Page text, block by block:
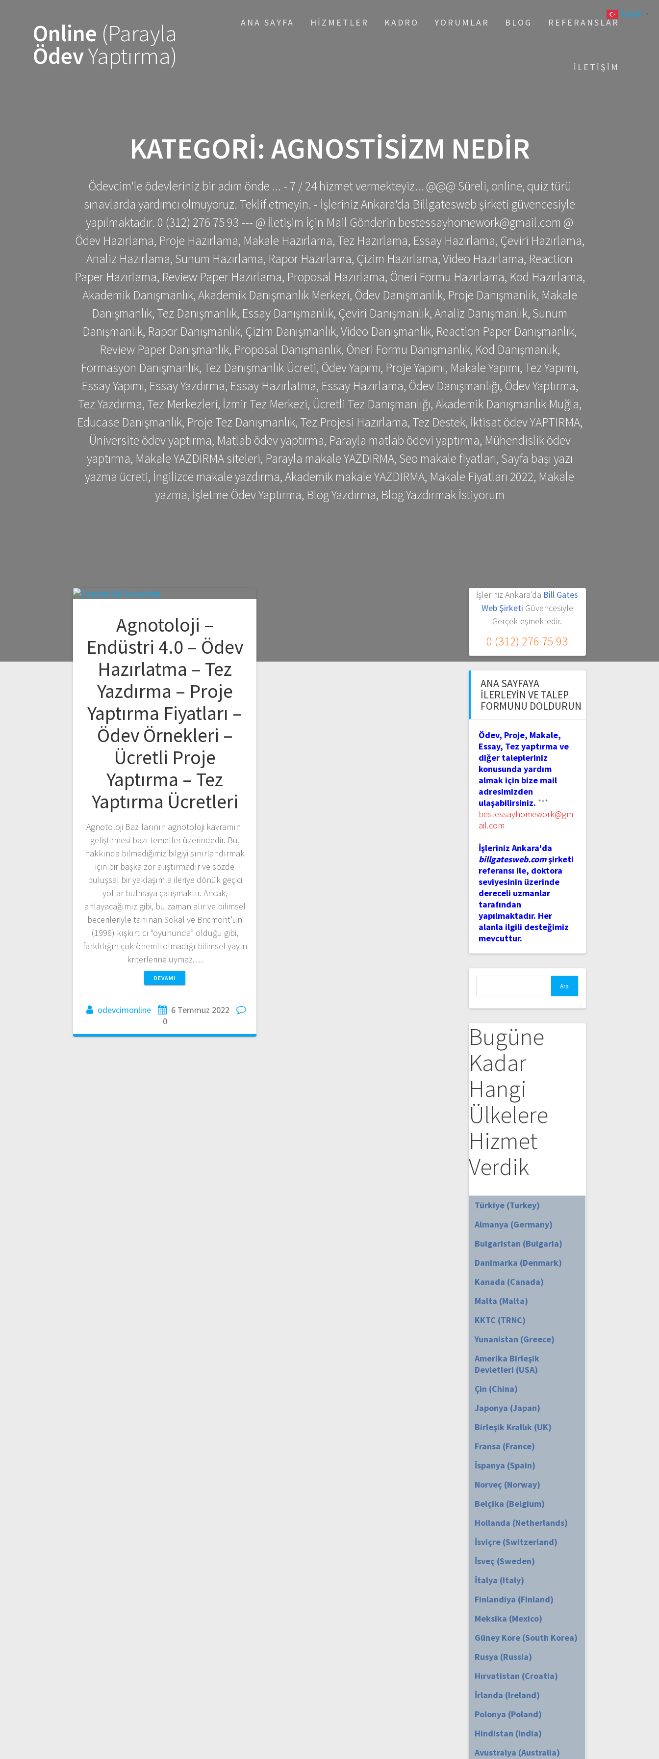
Online (Parayla
ÖdevYaptırma)
ANA SAYFA HIZMETLER KADRO YORUMLAR BLOG REFERANSLAR
İLETIŞIM
KATEGORI: AGNOSTISIZM NEDIR
Ödevcim'le ödevleriniz bir adım önde ... - 7 / 24 hizmet vermekteyiz... @@@ Süreli, online, quiz türü
sınavlarda yardımcı olmuyoruz. Teklif etmeyin. - İşleriniz Ankara'da Billgatesweb şirketi güvencesiyle
yapılmaktadır. 0 (312) 276 75 93 --- @ İletişim İçin Mail Gönderin bestessayhomework@gmail.com @
Ödev Hazırlama, Proje Hazırlama, Makale Hazırlama, Tez Hazırlama, Essay Hazırlama, Çeviri Hazırlama,
Analiz Hazırlama, Sunum Hazırlama, Rapor Hazırlama, Çizim Hazırlama, Video Hazırlama, Reaction
Paper Hazırlama, Review Paper Hazırlama, Proposal Hazırlama, Öneri Formu Hazırlama, Kod Hazırlama,
Akademik Danışmanlık, Akademik Danışmanlık Merkezi, Ödev Danışmanlık, Proje Danışmanlık, Makale
Danışmanlık, Tez Danışmanlık, Essay Danışmanlık, Çeviri Danışmanlık, Analiz Danışmanlık, Sunum
Danışmanlık, Rapor Danışmanlık, Çizim Danışmanlık, Video Danışmanlık, Reaction Paper Danışmanlık,
Review Paper Danışmanlık, Proposal Danışmanlık, Öneri Formu Danışmanlık, Kod Danışmanlık,
Formasyon Danışmanlık, Tez Danışmanlık Ücreti, Ödev Yapımı, Proje Yapımı, Makale Yapımı, Tez Yapımı,
Essay Yapımı, Essay Yazdırma, Essay Hazırlatma, Essay Hazırlama, Ödev Danışmanlığı, Ödev Yaptırma,
Tez Yazdırma, Tez Merkezleri, İzmir Tez Merkezi, Ücretli Tez Danışmanlığı, Akademik Danışmanlık Muğla,
Educase Danışmanlık, Proje Tez Danışmanlık, Tez Projesi Hazırlama, Tez Destek, İktisat ödev YAPTIRMA,
Üniversite ödev yaptırma, Matlab ödev yaptırma, Parayla matlab ödevi yaptırma, Mühendislik ödev
yaptırma, Makale YAZDIRMA siteleri, Parayla makale YAZDIRMA, Seo makale fiyatları, Sayfa başı yazı
yazma ücreti, İngilizce makale yazdırma, Akademik makale YAZDIRMA, Makale Fiyatları 2022, Makale
yazma, İşletme Ödev Yaptırma, Blog Yazdırma, Blog Yazdırmak İstiyorum
Agnotoloji –
Endüstri 4.0 – Ödev
Hazırlatma – Tez
Yazdırma – Proje
Yaptırma Fiyatları –
Ödev Örnekleri –
Ücretli Proje
Yaptırma – Tez
Yaptırma Ücretleri
Agnotoloji Bazılarının agnotoloji kavramını
geliştirmesi bazı temeller üzerindedir. Bu,
hakkında bilmediğimiz bilgiyi sınırlandırmak
için bir başka zor alıştırmadır ve sözde
buluşsal bir yaklaşımla ileriye dönük geçici
yollar bulmaya çalışmaktır. Ancak,
anlayacağımız gibi, bu zaman alır ve bilimsel
becerileriyle tanınan Sokal ve Bricmont’un
(1996) kışkırtıcı “oyununda” olduğu gibi,
farklılığın çok önemli olmadığı bilimsel yayın
kriterlerine uymaz.…
DEVAMI
odevcimonline
6 Temmuz 2022
0
İşleriniz Ankara'da Bill Gates
Web Şirketi Güvencesiyle
Gerçekleşmektedir.
0 (312) 276 75 93
ANA SAYFAYA
İLERLEYIN VE TALEP
FORMUNU DOLDURUN
Ödev, Proje, Makale,
Essay, Tez yaptırma ve
diğer talepleriniz
konusunda yardım
almak için bize mail
adresimizden
ulaşabilirsiniz. ***
bestessayhomework@gm
ail.com
İşleriniz Ankara'da
billgatesweb.comşirketi
referansı ile, doktora
seviyesinin üzerinde
dereceli uzmanlar
tarafından
yapılmaktadır. Her
alanla ilgili desteğimiz
mevcuttur.
Bugüne
Kadar
Hangi
Ülkelere
Hizmet
Verdik
Türkiye (Turkey)
Almanya (Germany)
Bulgaristan (Bulgaria)
Danimarka (Denmark)
Kanada (Canada)
Malta (Malta)
KKTC (TRNC)
Yunanistan (Greece)
Amerika Birleşik
Devletleri (USA)
Çin (China)
Japonya (Japan)
Birleşik Krallık (UK)
Fransa (France)
İspanya (Spain)
Norveç (Norway)
Belçika (Belgium)
Hollanda (Netherlands)
İsviçre (Switzerland)
İsveç (Sweden)
İtalya (Italy)
Finlandiya (Finland)
Meksika (Mexico)
Güney Kore (South Korea)
Rusya (Russia)
Hırvatistan (Croatia)
İrlanda (Ireland)
Polonya (Poland)
Hindistan (India)
Avustralya (Australia)
Turkish ▼